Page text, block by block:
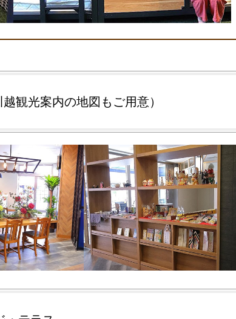
観光案内の地図もご用意）